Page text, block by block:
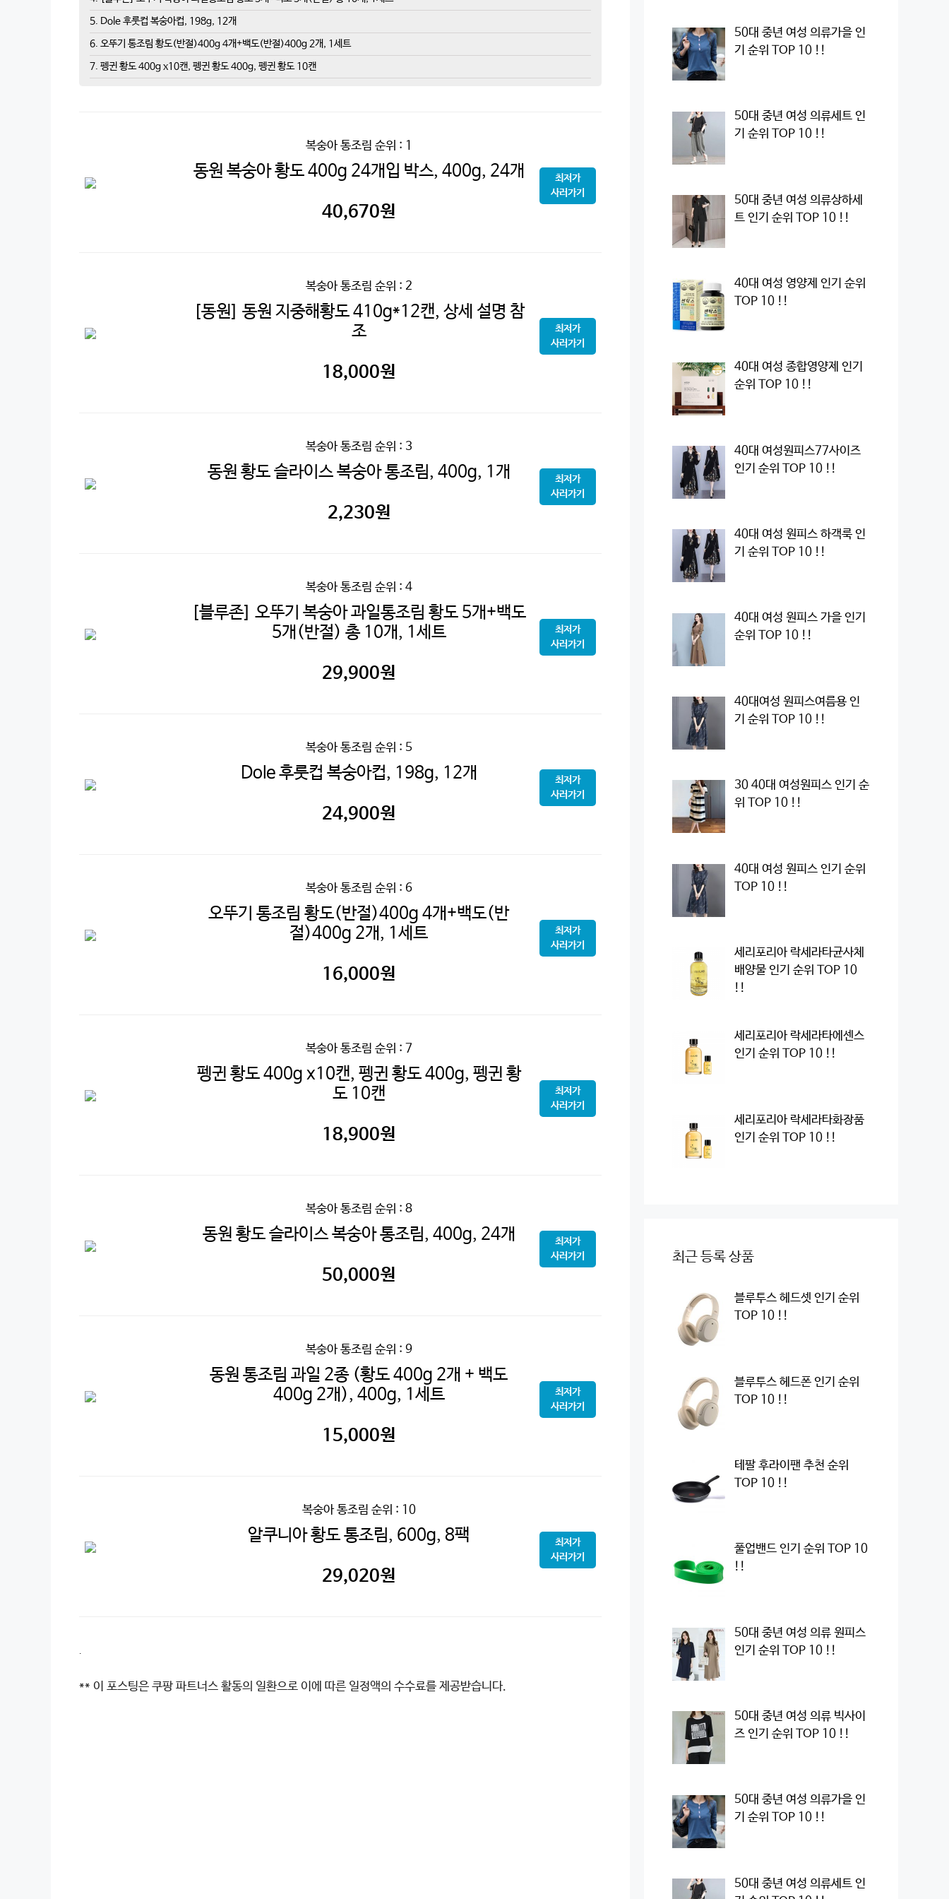
5. Dole 후룻컵 복숭아컵, 198g, 12개
6. 오뚜기 통조림 황도(반절)400g 4개+백도(반절)400g 2개, 1세트
7. 펭귄 황도 400g x10캔, 펭귄 황도 400g, 펭귄 황도 10캔
복숭아 통조림 순위 : 1
동원 복숭아 황도 400g 24개입 박스, 400g, 24개
40,670원
최저가
사러가기
복숭아 통조림 순위 : 2
[동원] 동원 지중해황도 410g*12캔, 상세 설명 참
조
18,000원
최저가
사러가기
복숭아 통조림 순위 : 3
동원 황도 슬라이스 복숭아 통조림, 400g, 1개
2,230원
최저가
사러가기
복숭아 통조림 순위 : 4
[블루존] 오뚜기 복숭아 과일통조림 황도 5개+백도
5개(반절) 총 10개, 1세트
29,900원
최저가
사러가기
복숭아 통조림 순위 : 5
Dole 후룻컵 복숭아컵, 198g, 12개
24,900원
최저가
사러가기
복숭아 통조림 순위 : 6
오뚜기 통조림 황도(반절)400g 4개+백도(반
절)400g 2개, 1세트
16,000원
최저가
사러가기
복숭아 통조림 순위 : 7
펭귄 황도 400g x10캔, 펭귄 황도 400g, 펭귄 황
도 10캔
18,900원
최저가
사러가기
복숭아 통조림 순위 : 8
동원 황도 슬라이스 복숭아 통조림, 400g, 24개
50,000원
최저가
사러가기
복숭아 통조림 순위 : 9
동원 통조림 과일 2종 (황도 400g 2개 + 백도
400g 2개), 400g, 1세트
15,000원
최저가
사러가기
복숭아 통조림 순위 : 10
알쿠니아 황도 통조림, 600g, 8팩
29,020원
최저가
사러가기
.
** 이 포스팅은 쿠팡 파트너스 활동의 일환으로 이에 따른 일정액의 수수료를 제공받습니다.
50대 중년 여성 의류가을 인
기 순위 TOP 10 !!
50대 중년 여성 의류세트 인
기 순위 TOP 10 !!
50대 중년 여성 의류상하세
트 인기 순위 TOP 10 !!
40대 여성 영양제 인기 순위
TOP 10 !!
40대 여성 종합영양제 인기
순위 TOP 10 !!
40대 여성원피스77사이즈
인기 순위 TOP 10 !!
40대 여성 원피스 하객룩 인
기 순위 TOP 10 !!
40대 여성 원피스 가을 인기
순위 TOP 10 !!
40대여성 원피스여름용 인
기 순위 TOP 10 !!
30 40대 여성원피스 인기 순
위 TOP 10 !!
40대 여성 원피스 인기 순위
TOP 10 !!
세리포리아 락세라타균사체
배양물 인기 순위 TOP 10
!!
세리포리아 락세라타에센스
인기 순위 TOP 10 !!
세리포리아 락세라타화장품
인기 순위 TOP 10 !!
최근 등록 상품
블루투스 헤드셋 인기 순위
TOP 10 !!
블루투스 헤드폰 인기 순위
TOP 10 !!
테팔 후라이팬 추천 순위
TOP 10 !!
풀업밴드 인기 순위 TOP 10
!!
50대 중년 여성 의류 원피스
인기 순위 TOP 10 !!
50대 중년 여성 의류 빅사이
즈 인기 순위 TOP 10 !!
50대 중년 여성 의류가을 인
기 순위 TOP 10 !!
50대 중년 여성 의류세트 인